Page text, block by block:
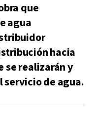
que
agua
hacia
se realizarán y
servicio de agua.